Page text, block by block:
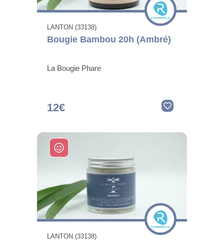
LANTON (33138)
Bougie Bambou 20h (Ambré)
La Bougie Phare
12€
LANTON (33138)